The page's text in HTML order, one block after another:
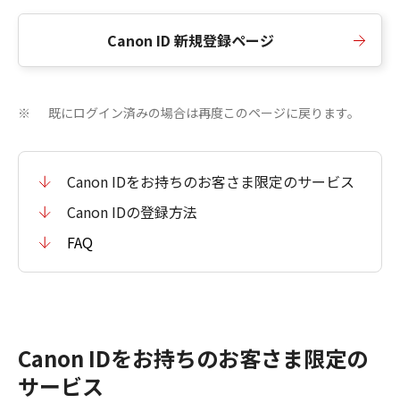
Canon ID 新規登録ページ
※ 既にログイン済みの場合は再度このページに戻ります。
Canon IDをお持ちのお客さま限定のサービス
Canon IDの登録方法
FAQ
Canon IDをお持ちのお客さま限定の
サービス